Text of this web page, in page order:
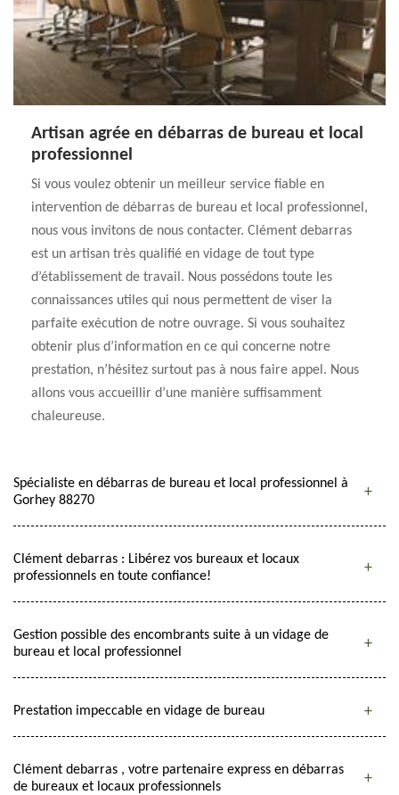
Artisan agrée en débarras de bureau et local
professionnel
Si vous voulez obtenir un meilleur service fiable en
intervention de débarras de bureau et local professionnel,
nous vous invitons de nous contacter. Clément debarras
est un artisan très qualifié en vidage de tout type
d’établissement de travail. Nous possédons toute les
connaissances utiles qui nous permettent de viser la
parfaite exécution de notre ouvrage. Si vous souhaitez
obtenir plus d’information en ce qui concerne notre
prestation, n’hésitez surtout pas à nous faire appel. Nous
allons vous accueillir d’une manière suffisamment
chaleureuse.
Spécialiste en débarras de bureau et local professionnel à
Gorhey 88270
Clément debarras : Libérez vos bureaux et locaux
professionnels en toute confiance!
Gestion possible des encombrants suite à un vidage de
bureau et local professionnel
Prestation impeccable en vidage de bureau
Clément debarras , votre partenaire express en débarras
de bureaux et locaux professionnels